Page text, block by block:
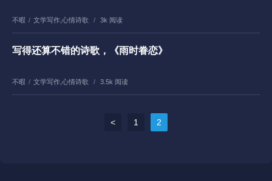
不暇 / 文学写作 心情诗歌 / 3k 阅读
写得还算不错的诗歌，《雨时眷恋》
不暇 / 文学写作 心情诗歌 / 3.5k 阅读
< 1 2